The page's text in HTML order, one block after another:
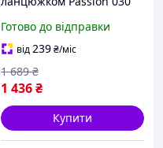
екошкіра, відкриті сідниці
Готово до відправки
від239₴/міс
1 436₴
1 689 ₴
Купити